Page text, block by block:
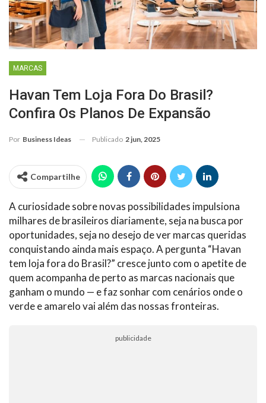
MARCAS
Havan Tem Loja Fora Do Brasil?
Confira Os Planos De Expansão
Por Business Ideas Publicado 2 jun, 2025
Compartilhe
A curiosidade sobre novas possibilidades impulsiona
milhares de brasileiros diariamente, seja na busca por
oportunidades, seja no desejo de ver marcas queridas
conquistando ainda mais espaço. A pergunta “Havan
tem loja fora do Brasil?” cresce junto com o apetite de
quem acompanha de perto as marcas nacionais que
ganham o mundo — e faz sonhar com cenários onde o
verde e amarelo vai além das nossas fronteiras.
publicidade